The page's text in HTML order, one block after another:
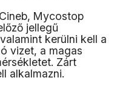
Mycostop
jellegű
kerülni kell a
vizet, a magas
Zárt
alkalmazni.